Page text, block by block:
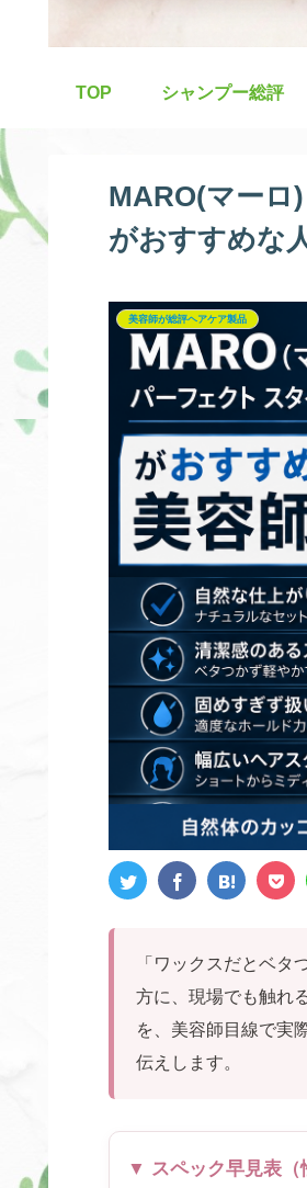
TOP シャンプー総評
MARO(マーロ
がおすすめな
美容師が総評ヘアケア製品
「ワックスだとベ
方に、現場でも触れ
を、美容師目線で実
伝えします。
▼ スペック早見表（